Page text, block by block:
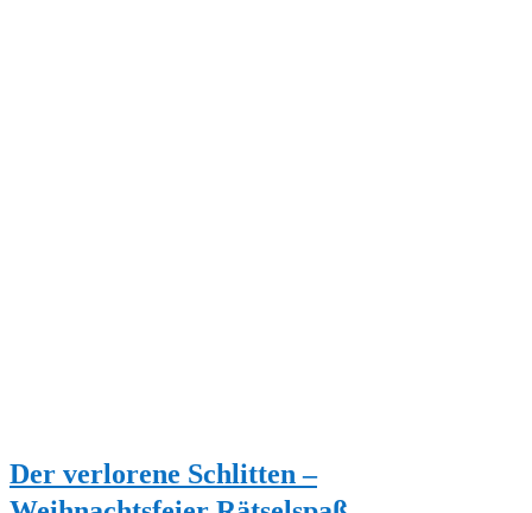
Der verlorene Schlitten –